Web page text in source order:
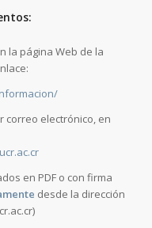
la página Web de la
correo electrónico, en
en PDF o con firma
desde la dirección